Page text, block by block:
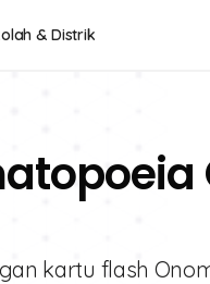
& Distrik
kartu flash